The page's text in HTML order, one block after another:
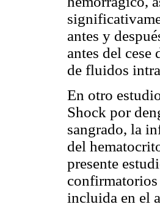
antes y
antes del
de fluidos
En otro
Shock por
sangrado, la
del
presente
incluida en el